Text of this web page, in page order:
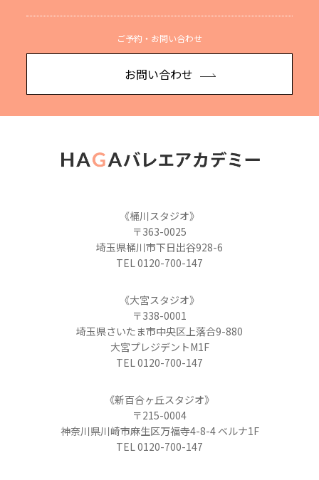
ご予約・お問い合わせ
お問い合わせ
《桶川スタジオ》
〒363-0025
埼玉県桶川市下日出谷928-6
TEL 0120-700-147
《大宮スタジオ》
〒338-0001
埼玉県さいたま市中央区上落合9-880
大宮プレジデントM1F
TEL 0120-700-147
《新百合ヶ丘スタジオ》
〒215-0004
神奈川県川崎市麻生区万福寺4-8-4 ベルナ1F
TEL 0120-700-147